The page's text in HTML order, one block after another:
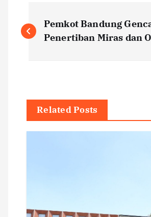
P
o
t
n
Pemkot Bandung
Penertiban Miras dan
Related Posts